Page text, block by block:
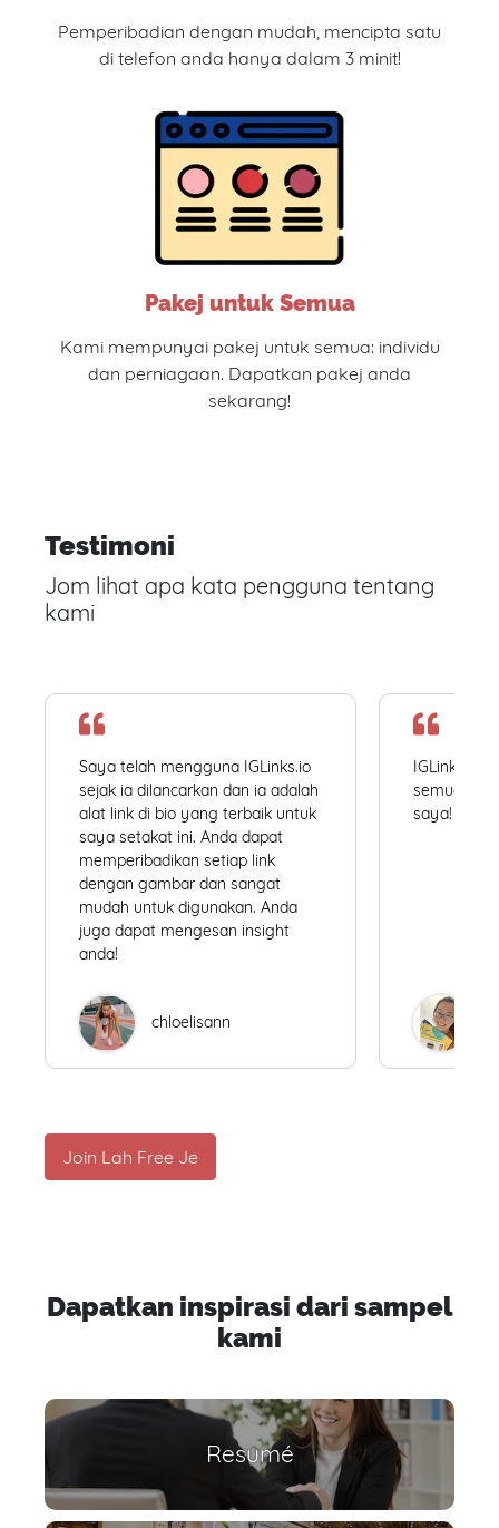
Pemperibadian dengan mudah, mencipta satu
di telefon anda hanya dalam 3 minit!
Pakej untuk Semua
Kami mempunyai pakej untuk semua: individu
dan perniagaan. Dapatkan pakej anda
sekarang!
Testimoni
Jom lihat apa kata pengguna tentang
kami
Saya telah mengguna IGLinks.io
sejak ia dilancarkan dan ia adalah
alat link di bio yang terbaik untuk
saya setakat ini. Anda dapat
memperibadikan setiap link
dengan gambar dan sangat
mudah untuk digunakan. Anda
juga dapat mengesan insight
anda!
chloelisann
IGLinks.io
semua
saya!
Join Lah Free Je
Dapatkan inspirasi dari sampel
kami
Resumé